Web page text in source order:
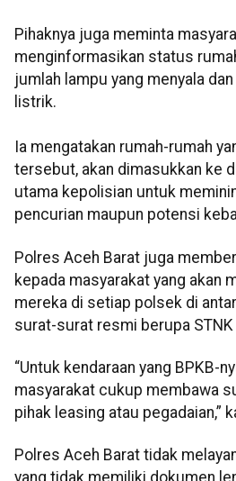
Pihaknya juga meminta
menginformasikan status
jumlah lampu yang menyala
listrik.
Ia mengatakan rumah-rumah
tersebut, akan dimasukkan ke
utama kepolisian untuk
pencurian maupun potensi
Polres Aceh Barat juga
kepada masyarakat yang akan
mereka di setiap polsek di
surat-surat resmi berupa STNK
“Untuk kendaraan yang BPKB-
masyarakat cukup membawa
pihak leasing atau pegadaian,”
Polres Aceh Barat tidak